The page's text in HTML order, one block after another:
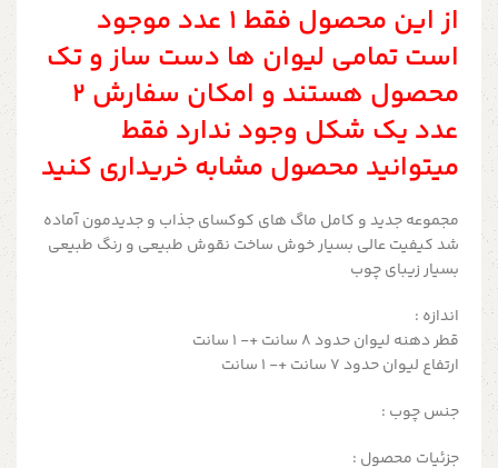
از این محصول فقط ۱ عدد موجود
است تمامی لیوان ها دست ساز و تک
محصول هستند و امکان سفارش ۲
عدد یک شکل وجود ندارد فقط
میتوانید محصول مشابه خریداری کنید
مجموعه جدید و کامل ماگ های کوکسای جذاب و جدیدمون آماده
شد کیفیت عالی بسیار خوش ساخت نقوش طبیعی و رنگ طبیعی
بسیار زیبای چوب
اندازه :
قطر دهنه لیوان حدود ۸ سانت +- ۱ سانت
ارتفاع لیوان حدود ۷ سانت +- ۱ سانت
جنس چوب :
جزئیات محصول :